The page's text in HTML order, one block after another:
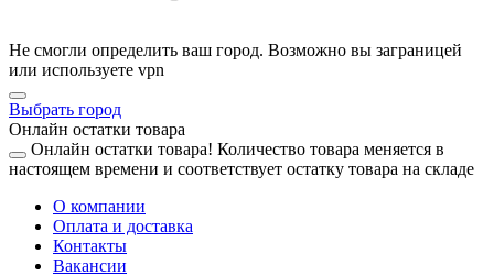
Не смогли определить ваш город. Возможно вы заграницей
или используете vpn
Выбрать город
Онлайн остатки товара
Онлайн остатки товара! Количество товара меняется в
настоящем времени и соответствует остатку товара на складе
О компании
Оплата и доставка
Контакты
Вакансии